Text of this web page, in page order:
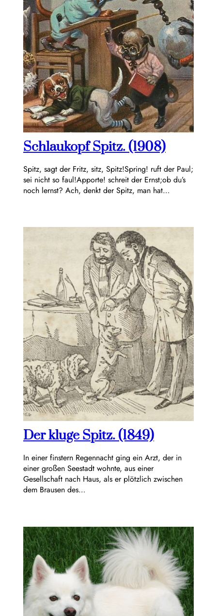
Schlaukopf Spitz. (1908)
Spitz, sagt der Fritz, sitz, Spitz!Spring! ruft der Paul;
sei nicht so faul!Apporte! schreit der Ernst;ob du’s
noch lernst? Ach, denkt der Spitz, man hat…
Der kluge Spitz. (1849)
In einer finstern Regennacht ging ein Arzt, der in
einer großen Seestadt wohnte, aus einer
Gesellschaft nach Haus, als er plötzlich zwischen
dem Brausen des…